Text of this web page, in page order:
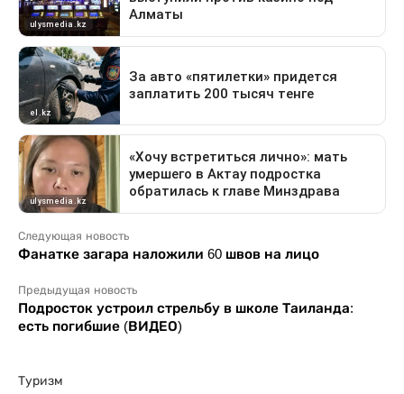
Следующая новость
Фанатке загара наложили 60 швов на лицо
Предыдущая новость
Подросток устроил стрельбу в школе Таиланда:
есть погибшие (ВИДЕО)
Туризм